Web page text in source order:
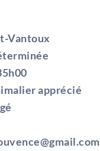
Vantoux
apprécié